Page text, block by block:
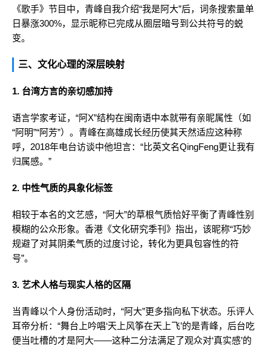
《歌手》节目中，青峰自我介绍“我是阿大”后，词条搜索量单
日暴涨300%，显示昵称已完成从圈层暗号到公共符号的蜕
变。
三、文化心理的深层映射
1. 台湾方言的亲切感加持
语言学家考证，“阿X”结构在闽南语中本就带有亲昵属性（如
“阿明”“阿芳”）。青峰在高雄成长经历使其天然适应这种称
呼，2018年电台访谈中他坦言：“比英文名QingFeng更让我有
归属感。”
2. 中性气质的具象化标签
相较于本名的文艺感，“阿大”的草根气质恰好平衡了青峰性别
模糊的公众形象。香港《文化研究季刊》指出，该昵称“巧妙
规避了对其阴柔气质的过度讨论，转化为更具包容性的符
号”。
3. 艺术人格与现实人格的区隔
当青峰以个人身份活动时，“阿大”更多指向私下状态。乐评人
耳帝分析：“舞台上吟唱‘天上风筝在天上飞’的是青峰，后台吃
便当吐槽的才是阿大——这种二分法满足了观众对‘真实感’的